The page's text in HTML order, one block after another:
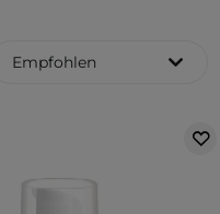
Empfohlen